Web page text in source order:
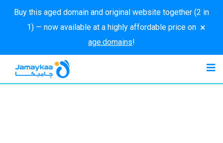
Buy this aged domain and original website together (2 in
1) — now available at a highly affordable price on
age.domains!
×